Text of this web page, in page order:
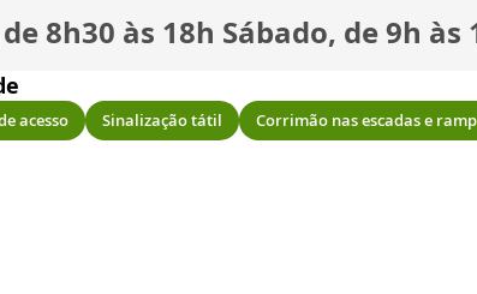
8h30 às 18h Sábado, de 9h às
acesso Sinalização tátil
Corrimão nas escadas e